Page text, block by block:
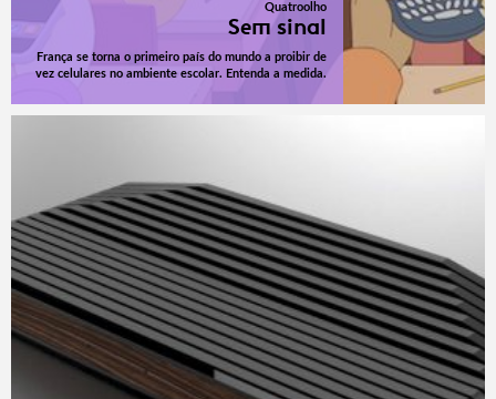
Quatroolho
Sem sinal
França se torna o primeiro país do mundo a proibir de
vez celulares no ambiente escolar. Entenda a medida.